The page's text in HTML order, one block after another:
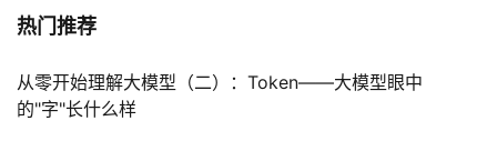
热门推荐
从零开始理解大模型（二）：Token——大模型眼中
的"字"长什么样